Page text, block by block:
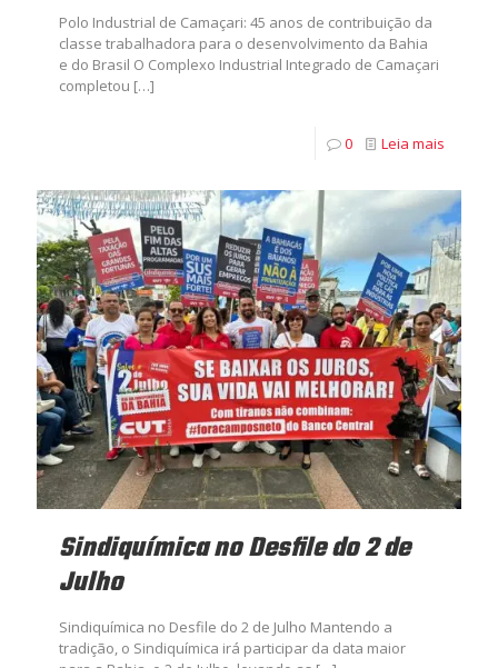
Polo Industrial de Camaçari: 45 anos de contribuição da
classe trabalhadora para o desenvolvimento da Bahia
e do Brasil O Complexo Industrial Integrado de Camaçari
completou […]
0 Leia mais
Sindiquímica no Desfile do 2 de
Julho
Sindiquímica no Desfile do 2 de Julho Mantendo a
tradição, o Sindiquímica irá participar da data maior